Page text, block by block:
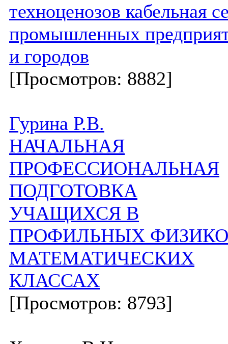
техноценозов кабельная
промышленных
и городов
[Просмотров: 8882]
Гурина Р.В.
НАЧАЛЬНАЯ
ПРОФЕССИОНАЛЬНАЯ
ПОДГОТОВКА
УЧАЩИХСЯ В
ПРОФИЛЬНЫХ
МАТЕМАТИЧЕСКИХ
КЛАССАХ
[Просмотров: 8793]